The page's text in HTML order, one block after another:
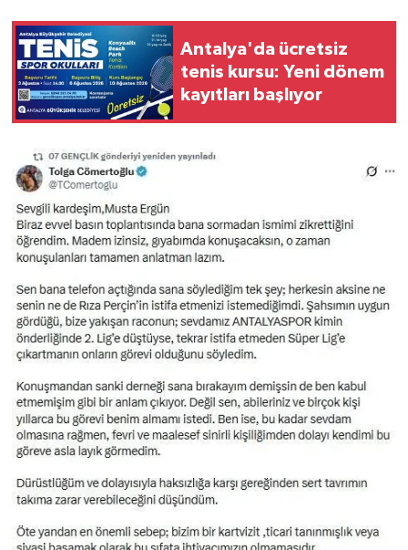
Antalya'da ücretsiz
tenis kursu: Yeni dönem
kayıtları başlıyor